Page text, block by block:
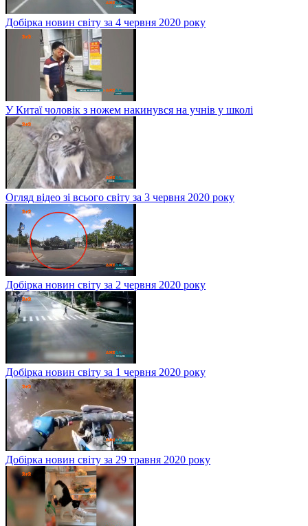
Добірка новин світу за 4 червня 2020 року
У Китаї чоловік з ножем накинувся на учнів у школі
Огляд відео зі всього світу за 3 червня 2020 року
Добірка новин світу за 2 червня 2020 року
Добірка новин світу за 1 червня 2020 року
Добірка новин світу за 29 травня 2020 року